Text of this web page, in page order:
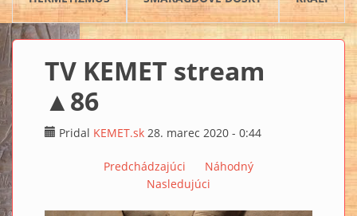
TV KEMET stream
▲86
Pridal KEMET.sk 28. marec 2020 - 0:44
Predchádzajúci
Náhodný
Nasledujúci